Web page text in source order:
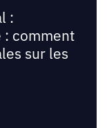
:
comment
sur les